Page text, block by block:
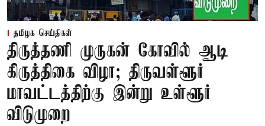
தமிழக செய்திகள்
திருத்தணி முருகன் கோவில் ஆடி
கிருத்திகை விழா; திருவள்ளூர்
மாவட்டத்திற்கு இன்று உள்ளூர்
விடுமுறை